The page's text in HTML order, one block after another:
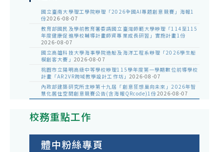
國立臺南大學理工學院辦理「2026全國AI專題創意競賽」海報1
份2026-08-07
教育部國民及學前教育署委請國立臺灣師範大學辦理「114至115
年度健康促進學校輔導計畫師資專業成長研習」實施計畫1份
2026-08-07
國立高雄科技大學海事學院造船及海洋工程系辦理「2026學生船
模創客大賽」 2026-08-07
桃園市立陽明高級中等學校辦理115學年度第一學期數位前導學校
計畫「AR2VR跨域教學設計工作坊」 2026-08-07
內政部建築研究所主辦第十九屆「創意狂想巢向未來」2026年智
慧化居住空間創意競賽公告(含海報QRcode)1份2026-08-07
校務重點工作
體中粉絲專頁